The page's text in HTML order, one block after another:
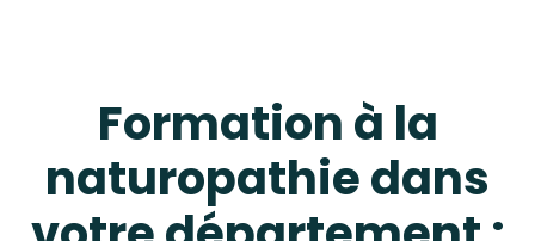
Formation à la
naturopathie dans